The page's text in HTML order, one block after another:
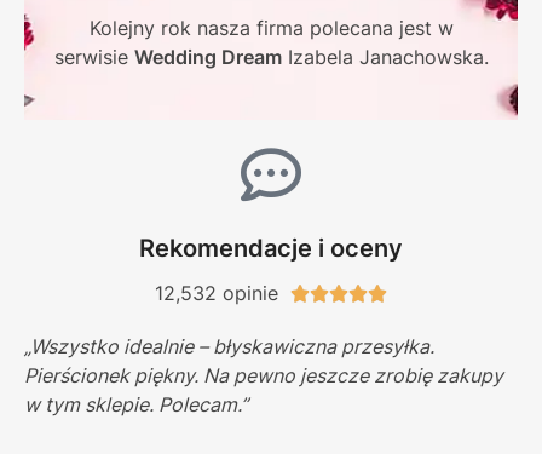
Kolejny rok nasza firma polecana jest w
serwisie Wedding DreamIzabela Janachowska.
Rekomendacje i oceny
12,532 opinie 
„Wszystko idealnie – błyskawiczna przesyłka.
Pierścionek piękny. Na pewno jeszcze zrobię zakupy
w tym sklepie. Polecam.”